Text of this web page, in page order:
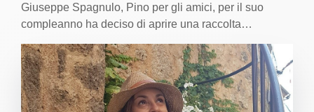
Giuseppe Spagnulo, Pino per gli amici, per il suo
compleanno ha deciso di aprire una raccolta…